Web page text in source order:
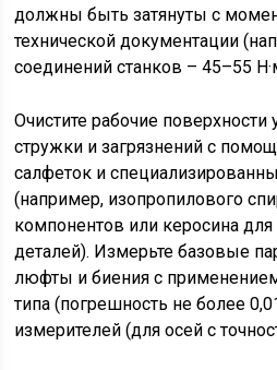
должны быть затянуты с
технической документации
соединений станков – 45–55
Очистите рабочие поверхности
стружки и загрязнений с
салфеток и
(например, изопропилового
компонентов или керосина
деталей). Измерьте базовые
люфты и биения с
типа (погрешность не более
измерителей (для осей с